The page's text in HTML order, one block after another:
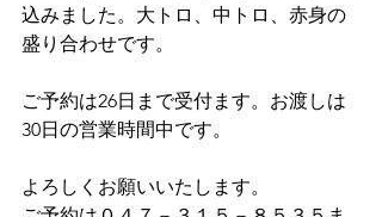
込みました。大トロ、中トロ、赤身の
盛り合わせです。
ご予約は26日まで受付ます。お渡しは
30日の営業時間中です。
よろしくお願いいたします。